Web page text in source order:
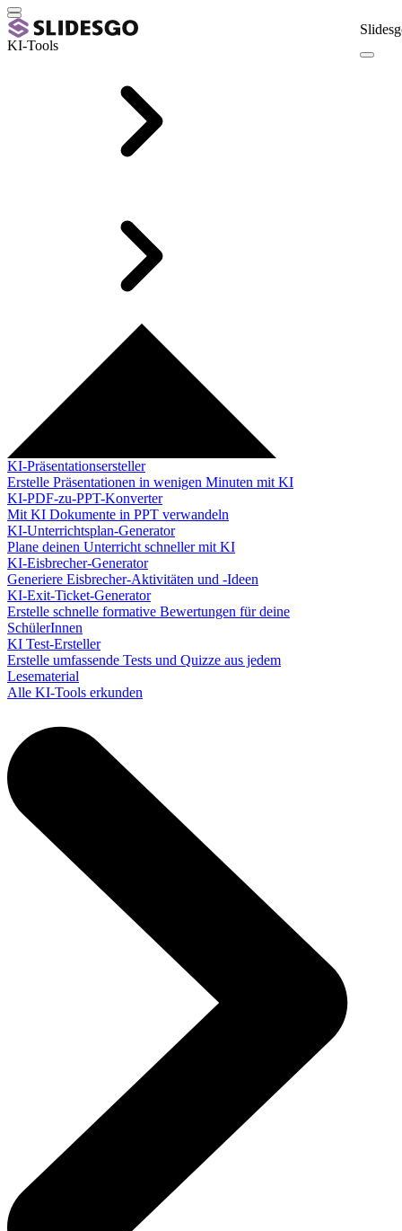
KI-Tools
KI-Präsentationsersteller
Erstelle Präsentationen in wenigen Minuten mit KI
KI-PDF-zu-PPT-Konverter
Mit KI Dokumente in PPT verwandeln
KI-Unterrichtsplan-Generator
Plane deinen Unterricht schneller mit KI
KI-Eisbrecher-Generator
Generiere Eisbrecher-Aktivitäten und -Ideen
KI-Exit-Ticket-Generator
Erstelle schnelle formative Bewertungen für deine
SchülerInnen
KI Test-Ersteller
Erstelle umfassende Tests und Quizze aus jedem
Lesematerial
Alle KI-Tools erkunden